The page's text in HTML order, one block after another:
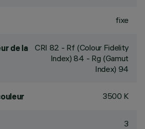
fixe
de la
CRI 82 - Rf (Colour Fidelity
Index) 84 - Rg (Gamut
Index) 94
3500 K
3